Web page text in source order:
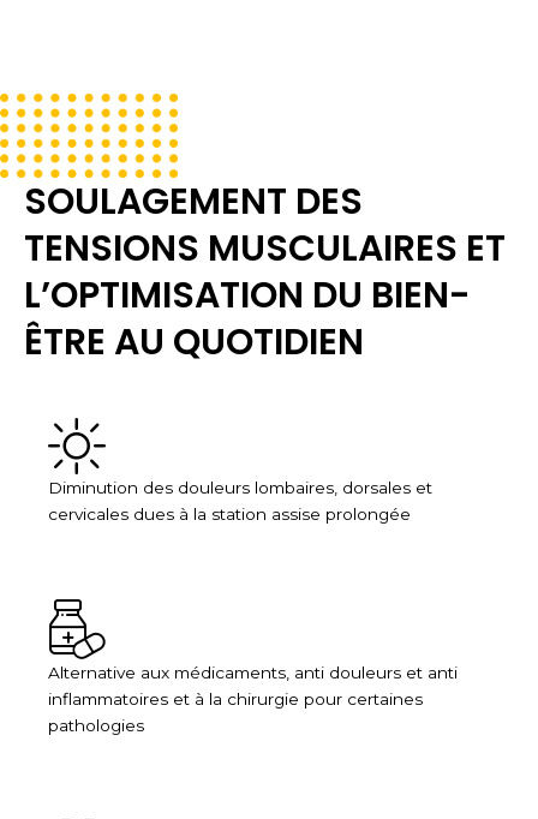
SOULAGEMENT DES
TENSIONS MUSCULAIRES ET
L’OPTIMISATION DU BIEN-
ÊTRE AU QUOTIDIEN
Diminution des douleurs lombaires, dorsales et
cervicales dues à la station assise prolongée
Alternative aux médicaments, anti douleurs et anti
inflammatoires et à la chirurgie pour certaines
pathologies